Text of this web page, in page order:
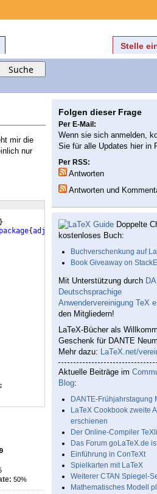
Stelle
mir die
nur
}
{adjustbox } \usetikzlibrary
;
50%
Folgen dieser Frage
Per E-Mail:
Wenn sie sich anmelden,
Sie für alle Updates hier in
Per RSS:
Antworten
Antworten und
Doppelte
kostenloses Buch:
Buchverschenkung auf
Book Giveaway on
Mit Unterstützung durch
Deutschsprachige
Anwendervereinigung TeX
den Mitgliedern!
LaTeX-Bücher als
Geschenk für DANTE
Mehr dazu: LaTeX.net/
Aktuelle Beiträge im
Blog:
DANTE-Frühjahrstagung
LaTeX Cookbook zweite
erschienen
Der Online-Compiler
Das Forum goLaTeX.de
Einführung in ConTeXt
Spielkarten mit LaTeX
Weiterer CTAN Spiegel-
Mathematisches Modell